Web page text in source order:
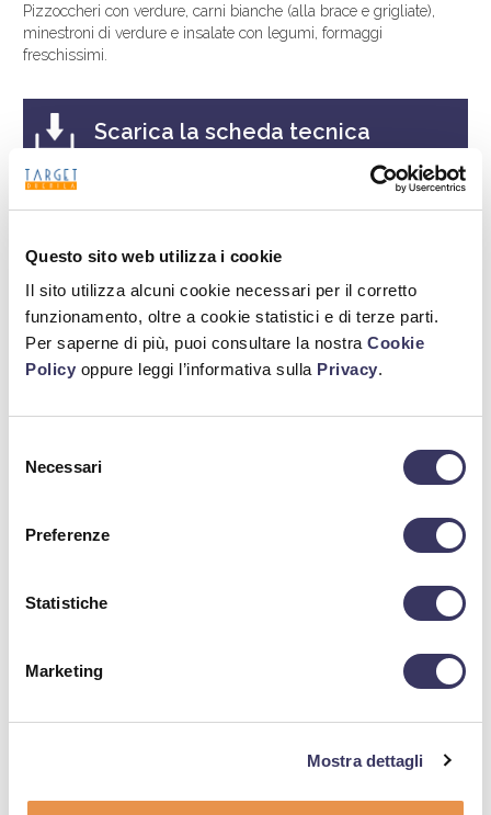
Questo sito web utilizza i cookie
Il sito utilizza alcuni cookie necessari per il corretto
funzionamento, oltre a cookie statistici e di terze parti.
Per saperne di più, puoi consultare la nostra Cookie
Policy oppure leggi l’informativa sulla Privacy.
delNecessari
Preferenze
Statistiche
Marketing
Mostra dettagli
Pizzoccheri con verdure, carni bianche (alla brace e grigliate),
minestroni di verdure e insalate con legumi, formaggi
freschissimi.
Scarica la scheda tecnica
Richiedi informazioni
Vai allo Shop Online
Ricerca
Natale 2026: la Magnum da 1 litro di birra diventa
personalizzabile
Da anni Target 2000 affianca i propri clienti nello sviluppo di progetti